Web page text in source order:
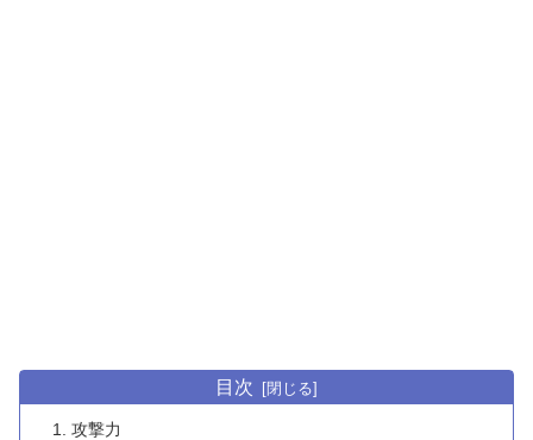
目次
攻撃力